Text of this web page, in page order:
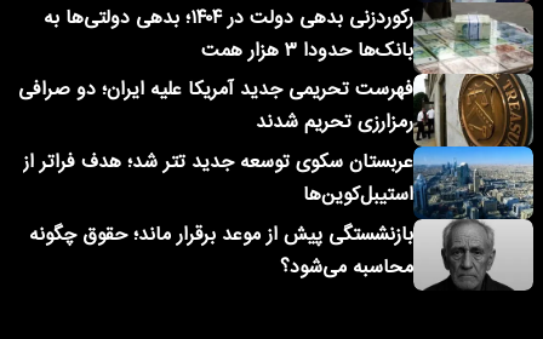
رکوردزنی بدهی دولت در ۱۴۰۴؛ بدهی دولتی‌ها به
بانک‌ها حدودا ۳ هزار همت
فهرست تحریمی جدید آمریکا علیه ایران؛ دو صرافی
رمزارزی تحریم شدند
عربستان سکوی توسعه جدید تتر شد؛ هدف فراتر از
استیبل‌کوین‌ها
بازنشستگی پیش از موعد برقرار ماند؛ حقوق چگونه
محاسبه می‌شود؟